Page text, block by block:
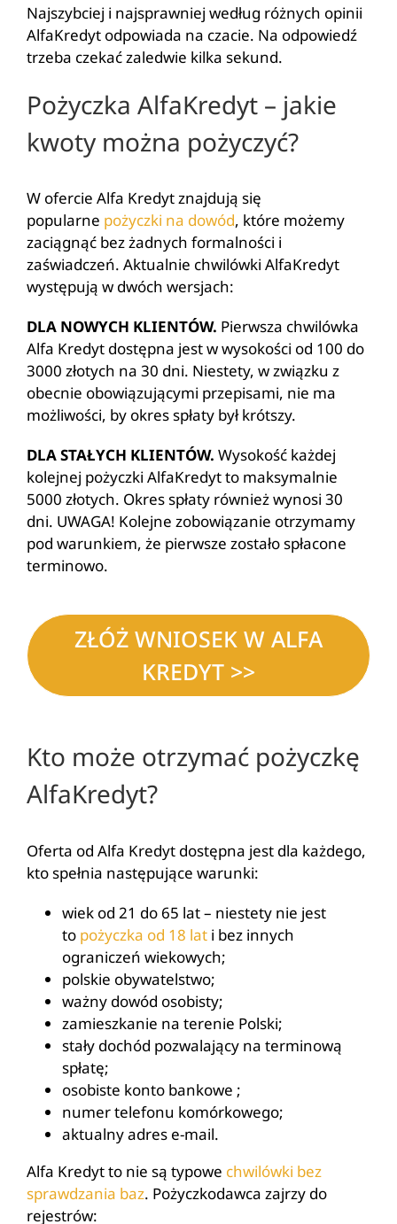
Najszybciej i najsprawniej według różnych opinii
AlfaKredyt odpowiada na czacie. Na odpowiedź
trzeba czekać zaledwie kilka sekund.
Pożyczka AlfaKredyt – jakie
kwoty można pożyczyć?
W ofercie Alfa Kredyt znajdują się
popularne pożyczki na dowód, które możemy
zaciągnąć bez żadnych formalności i
zaświadczeń. Aktualnie chwilówki AlfaKredyt
występują w dwóch wersjach:
DLA NOWYCH KLIENTÓW. Pierwsza chwilówka
Alfa Kredyt dostępna jest w wysokości od 100 do
3000 złotych na 30 dni. Niestety, w związku z
obecnie obowiązującymi przepisami, nie ma
możliwości, by okres spłaty był krótszy.
DLA STAŁYCH KLIENTÓW. Wysokość każdej
kolejnej pożyczki AlfaKredyt to maksymalnie
5000 złotych. Okres spłaty również wynosi 30
dni. UWAGA! Kolejne zobowiązanie otrzymamy
pod warunkiem, że pierwsze zostało spłacone
terminowo.
ZŁÓŻ WNIOSEK W ALFA
KREDYT >>
Kto może otrzymać pożyczkę
AlfaKredyt?
Oferta od Alfa Kredyt dostępna jest dla każdego,
kto spełnia następujące warunki:
wiek od 21 do 65 lat – niestety nie jest
to pożyczka od 18 lat i bez innych
ograniczeń wiekowych;
polskie obywatelstwo;
ważny dowód osobisty;
zamieszkanie na terenie Polski;
stały dochód pozwalający na terminową
spłatę;
osobiste konto bankowe ;
numer telefonu komórkowego;
aktualny adres e-mail.
Alfa Kredyt to nie są typowe chwilówki bez
sprawdzania baz. Pożyczkodawca zajrzy do
rejestrów: